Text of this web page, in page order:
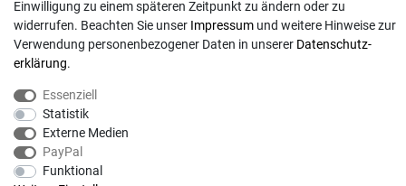
© Copyright 2026 | Alle Rechte vorbehalten. - Gartentechnik Hansen | Realisation
Einwilligung zu einem späteren Zeitpunkt zu ändern oder zu
widerrufen. Beachten Sie unser Impressum und weitere Hinweise zur
Verwendung personenbezogener Daten in unserer Daten­schutz­
erklärung.
Essenziell
Statistik
Externe Medien
PayPal
Funktional